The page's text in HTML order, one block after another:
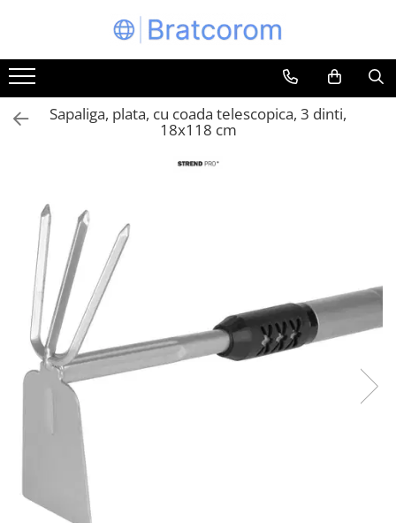
Toate Produsele
Articole animale
Adapatoare animale
Produse igiena externa animale
Auto
Bucatarii de vara Tuozi
Casa
Articole ambalare
Articole bucatarie
Articole mobila
Articole organizare
Articole Sportive
Cutii postale
Electronice si electrocasnice
Incalzire si racire
Sapaliga, plata, cu coada telescopica, 3 dinti,
18x118 cm